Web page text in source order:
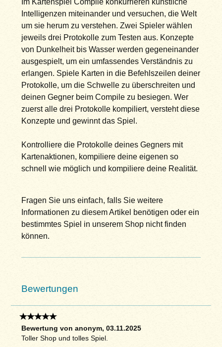
Intelligenzen miteinander und versuchen, die Welt
um sie herum zu verstehen. Zwei Spieler wählen
jeweils drei Protokolle zum Testen aus. Konzepte
von Dunkelheit bis Wasser werden gegeneinander
ausgespielt, um ein umfassendes Verständnis zu
erlangen. Spiele Karten in die Befehlszeilen deiner
Protokolle, um die Schwelle zu überschreiten und
deinen Gegner beim Compile zu besiegen. Wer
zuerst alle drei Protokolle kompiliert, versteht diese
Konzepte und gewinnt das Spiel.
Kontrolliere die Protokolle deines Gegners mit
Kartenaktionen, kompiliere deine eigenen so
schnell wie möglich und kompiliere deine Realität.
Fragen Sie uns einfach, falls Sie weitere
Informationen zu diesem Artikel benötigen oder ein
bestimmtes Spiel in unserem Shop nicht finden
können.
Bewertungen
Bewertung von anonym, 03.11.2025
Toller Shop und tolles Spiel.